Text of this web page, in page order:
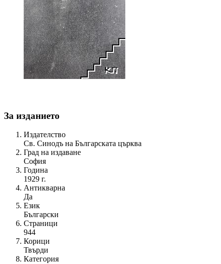
За изданието
Издателство
Св. Синодъ на Българската църква
Град на издаване
София
Година
1929 г.
Антикварна
Да
Език
Български
Страници
944
Корици
Твърди
Категория